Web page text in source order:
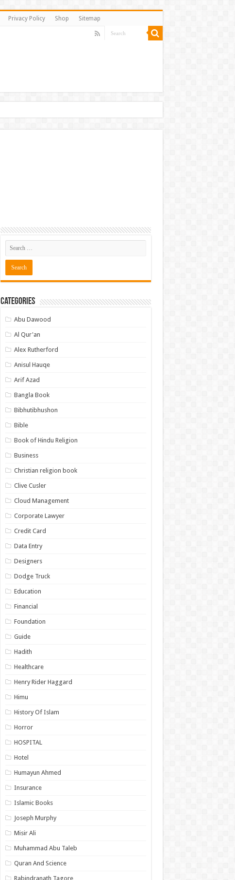
Privacy Policy Shop Sitemap
Categories
Abu Dawood
Al Qur'an
Alex Rutherford
Anisul Hauqe
Arif Azad
Bangla Book
Bibhutibhushon
Bible
Book of Hindu Religion
Business
Christian religion book
Clive Cusler
Cloud Management
Corporate Lawyer
Credit Card
Data Entry
Designers
Dodge Truck
Education
Financial
Foundation
Guide
Hadith
Healthcare
Henry Rider Haggard
Himu
History Of Islam
Horror
HOSPITAL
Hotel
Humayun Ahmed
Insurance
Islamic Books
Joseph Murphy
Misir Ali
Muhammad Abu Taleb
Quran And Science
Rabindranath Tagore